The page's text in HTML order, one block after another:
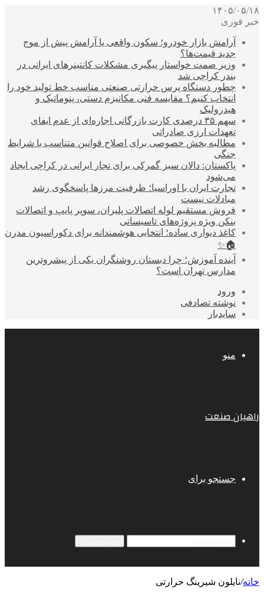
۱۴۰۵/۰۵/۱۸
خبر فوری
آرامش بازار خودرو؛ سکون واقعی یا آرامش پیش از موج
جدید قیمت‌ها؟
وزیر صمت خواستار پیگیری مشکلات کانتینرهای ایرانی در
بندر کراچی شد
چطور دستگاه پرس حرارتی صنعتی مناسب خط تولید خود را
انتخاب کنیم؟ مقایسه فنی مکانیزم دستی، پنوماتیک و
هیدرولیک
سهم ۳۵ درصدی کارت بازرگانی اجاره‌ای از عدم ایفای
تعهدات ارزی صادراتی
مطالبه بخش خصوصی برای اصلاح قوانین متناسب با شرایط
جنگی
پاکستان: دالان سبز گمرکی برای تجار ایرانی در کراچی ایجاد
می‌شود
تجارت ایران با اوراسیا؛ ظرفیت مرزها پاسخگوی رشد
مبادلات نیست
فروش مستقیم لوله اتصالات پلیران، سوپر پایپ و اتصالات
بنکن ویژه پروژه‌های تاسیساتی
کاغذ دیواری ساده؛ انتخابی هوشمندانه برای دکوراسیون مدرن
🏠✨
آینده آموزش؛ چرا دبستان روشنگران یکی از پیشروترین
مدارس تهران است؟
ورود
نوشته تصادفی
سایدبار
منو
راهیان صنعت
جستجو برای
خانه/نایلون شیرینگ حرارتی